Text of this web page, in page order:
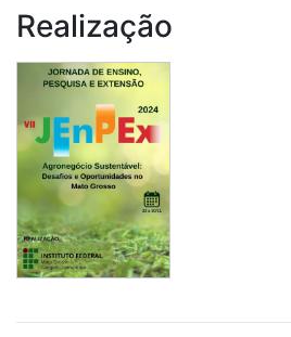
Realização